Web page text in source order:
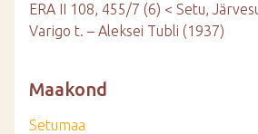
ERA II 108, 455/7 (6) < Setu,
Varigo t. – Aleksei Tubli (1937)
Maakond
Setumaa